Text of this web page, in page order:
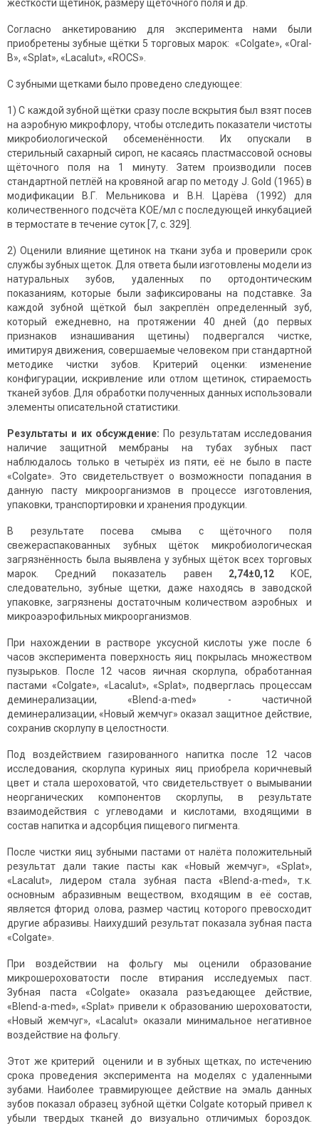
жесткости щетинок, размеру щёточного поля и др.
Согласно анкетированию для эксперимента нами были
приобретены зубные щётки 5 торговых марок: «Colgate», «Oral-
B», «Splat», «Lacalut», «ROCS».
С зубными щетками было проведено следующее:
1) С каждой зубной щётки сразу после вскрытия был взят посев
на аэробную микрофлору, чтобы отследить показатели чистоты
микробиологической обсеменённости. Их опускали в
стерильный сахарный сироп, не касаясь пластмассовой основы
щёточного поля на 1 минуту. Затем производили посев
стандартной петлёй на кровяной агар по методу J. Gold (1965) в
модификации В.Г. Мельникова и В.Н. Царёва (1992) для
количественного подсчёта КОЕ/мл с последующей инкубацией
в термостате в течение суток [7, с. 329].
2) Оценили влияние щетинок на ткани зуба и проверили срок
службы зубных щеток. Для ответа были изготовлены модели из
натуральных зубов, удаленных по ортодонтическим
показаниям, которые были зафиксированы на подставке. За
каждой зубной щёткой был закреплён определенный зуб,
который ежедневно, на протяжении 40 дней (до первых
признаков изнашивания щетины) подвергался чистке,
имитируя движения, совершаемые человеком при стандартной
методике чистки зубов. Критерий оценки: изменение
конфигурации, искривление или отлом щетинок, стираемость
тканей зубов. Для обработки полученных данных использовали
элементы описательной статистики.
Результаты и их обсуждение: По результатам исследования
наличие защитной мембраны на тубах зубных паст
наблюдалось только в четырёх из пяти, её не было в пасте
«Colgate». Это свидетельствует о возможности попадания в
данную пасту микроорганизмов в процессе изготовления,
упаковки, транспортировки и хранения продукции.
В результате посева смыва с щёточного поля
свежераспакованных зубных щёток микробиологическая
загрязнённость была выявлена у зубных щёток всех торговых
марок. Средний показатель равен 2,74±0,12КОЕ,
следовательно, зубные щетки, даже находясь в заводской
упаковке, загрязнены достаточным количеством аэробных и
микроаэрофильных микроорганизмов.
При нахождении в растворе уксусной кислоты уже после 6
часов эксперимента поверхность яиц покрылась множеством
пузырьков. После 12 часов яичная скорлупа, обработанная
пастами «Colgate», «Lacalut», «Splat», подверглась процессам
деминерализации, «Blend-a-med» - частичной
деминерализации, «Новый жемчуг» оказал защитное действие,
сохранив скорлупу в целостности.
Под воздействием газированного напитка после 12 часов
исследования, скорлупа куриных яиц приобрела коричневый
цвет и стала шероховатой, что свидетельствует о вымывании
неорганических компонентов скорлупы, в результате
взаимодействия с углеводами и кислотами, входящими в
состав напитка и адсорбция пищевого пигмента.
После чистки яиц зубными пастами от налёта положительный
результат дали такие пасты как «Новый жемчуг», «Splat»,
«Lacalut», лидером стала зубная паста «Blend-a-med», т.к.
основным абразивным веществом, входящим в её состав,
является фторид олова, размер частиц которого превосходит
другие абразивы. Наихудший результат показала зубная паста
«Colgate».
При воздействии на фольгу мы оценили образование
микрошероховатости после втирания исследуемых паст.
Зубная паста «Colgate» оказала разъедающее действие,
«Blend-a-med», «Splat» привели к образованию шероховатости,
«Новый жемчуг», «Lacalut» оказали минимальное негативное
воздействие на фольгу.
Этот же критерий оценили и в зубных щетках, по истечению
срока проведения эксперимента на моделях с удаленными
зубами. Наиболее травмирующее действие на эмаль данных
зубов показал образец зубной щётки Colgate который привел к
убыли твердых тканей до визуально отличимых бороздок.